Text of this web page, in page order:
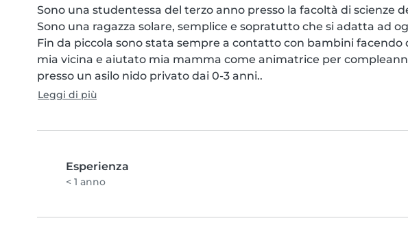
Sono una studentessa del terzo anno presso la facoltà di scienze
Sono una ragazza solare, semplice e sopratutto che si adatta ad
Fin da piccola sono stata sempre a contatto con bambini facendo
mia vicina e aiutato mia mamma come animatrice per
presso un asilo nido privato dai 0-3 anni..
Leggi di più
Esperienza
< 1 anno